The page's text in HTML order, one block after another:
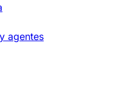
agentes